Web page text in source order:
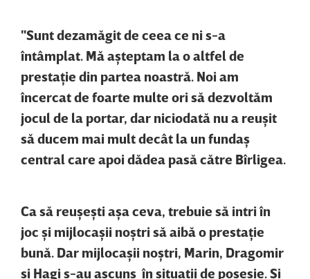
"Sunt dezamăgit de ceea ce ni s-a
întâmplat. Mă aşteptam la o altfel de
prestaţie din partea noastră. Noi am
încercat de foarte multe ori să dezvoltăm
jocul de la portar, dar niciodată nu a reuşit
să ducem mai mult decât la un fundaş
central care apoi dădea pasă către Bîrligea.
Ca să reuşeşti aşa ceva, trebuie să intri în
joc şi mijlocaşii noştri să aibă o prestaţie
bună. Dar mijlocaşii noştri, Marin, Dragomir
şi Hagi s-au ascuns în situaţii de posesie. Şi